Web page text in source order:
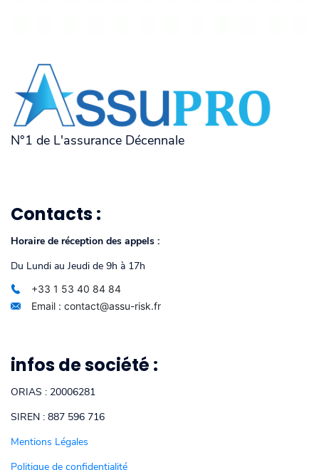
N°1 de L'assurance Décennale
Contacts :
Horaire de réception des appels :
Du Lundi au Jeudi de 9h à 17h
+33 1 53 40 84 84
Email : contact@assu-risk.fr
infos de société :
ORIAS : 20006281
SIREN : 887 596 716
Mentions Légales
Politique de confidentialité